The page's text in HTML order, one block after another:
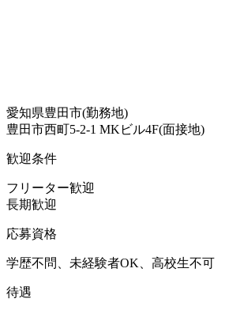
愛知県豊田市(勤務地)
豊田市西町5-2-1 MKビル4F(面接地)
歓迎条件
フリーター歓迎
長期歓迎
応募資格
学歴不問、未経験者OK、高校生不可
待遇